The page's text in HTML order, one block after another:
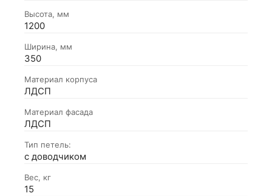
Высота, мм
1200
Ширина, мм
350
Материал корпуса
ЛДСП
Материал фасада
ЛДСП
Тип петель:
с доводчиком
Вес, кг
15